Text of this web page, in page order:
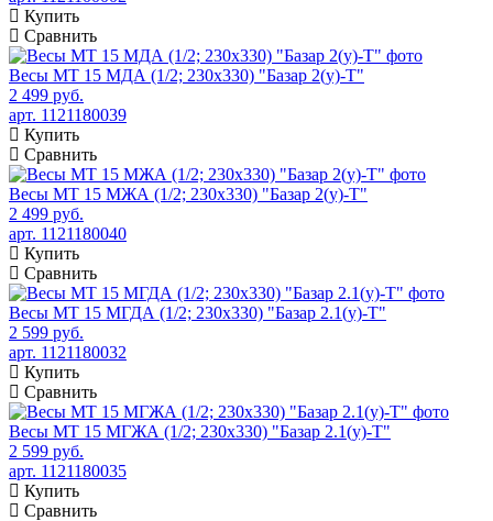
Купить
Сравнить
Весы МТ 15 МДА (1/2; 230х330) "Базар 2(у)-Т"
2 499 руб.
арт. 1121180039
Купить
Сравнить
Весы МТ 15 МЖА (1/2; 230х330) "Базар 2(у)-Т"
2 499 руб.
арт. 1121180040
Купить
Сравнить
Весы МТ 15 МГДА (1/2; 230х330) "Базар 2.1(у)-Т"
2 599 руб.
арт. 1121180032
Купить
Сравнить
Весы МТ 15 МГЖА (1/2; 230х330) "Базар 2.1(у)-Т"
2 599 руб.
арт. 1121180035
Купить
Сравнить